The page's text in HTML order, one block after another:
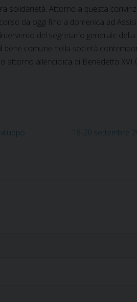
solidarietà. Attorno a questa
da oggi fino a domenica ad Assisi
del segretario generale
comune nella società
allenciclica di Benedetto XVI
18-20 settembre